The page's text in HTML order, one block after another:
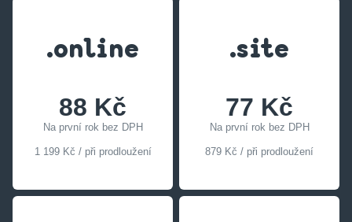
.online
88 Kč
Na první rok bez DPH
1 199 Kč / při prodloužení
.site
77 Kč
Na první rok bez DPH
879 Kč / při prodloužení